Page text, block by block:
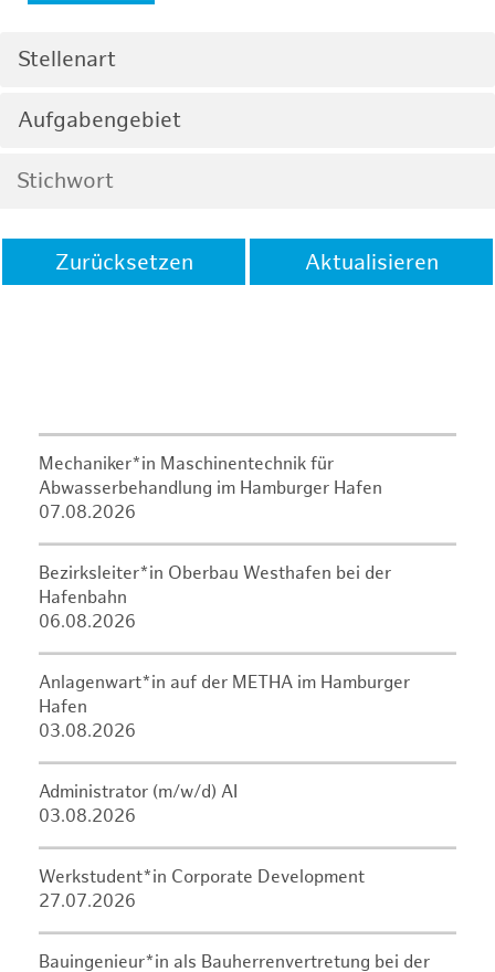
Stellenart
Aufgabengebiet
Zurücksetzen Aktualisieren
Mechaniker*in Maschinentechnik für
Abwasserbehandlung im Hamburger Hafen
07.08.2026
Bezirksleiter*in Oberbau Westhafen bei der
Hafenbahn
06.08.2026
Anlagenwart*in auf der METHA im Hamburger
Hafen
03.08.2026
Administrator (m/w/d) AI
03.08.2026
Werkstudent*in Corporate Development
27.07.2026
Bauingenieur*in als Bauherrenvertretung bei der